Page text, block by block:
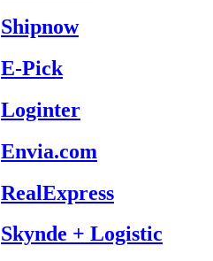
Shipnow
E-Pick
Loginter
Envia.com
RealExpress
Skynde + Logistic